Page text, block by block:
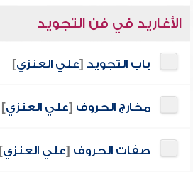
الأغاريد في فن التجويد
باب التجويد [علي العنزي]
مخارج الحروف [علي العنزي]
صفات الحروف [علي العنزي]